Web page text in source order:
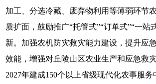
加工、分选冷藏、废弃物利用等薄弱环节
质扩面，鼓励推广“托管式”“订单式”“一站
新。加强农机防灾救灾能力建设，提升应
效能，增强对丘陵山区农业生产和应急救
2027年建成150个以上省级现代化农事服务